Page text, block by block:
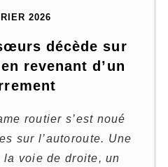
2026
décède sur
revenant d’un
routier s’est noué
sur l’autoroute. Une
voie de droite, un